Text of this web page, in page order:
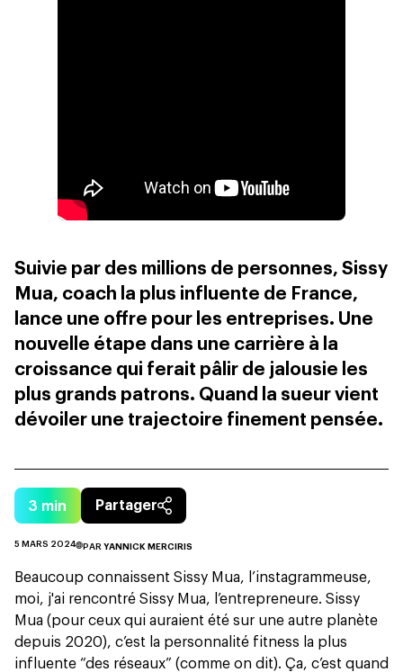
Suivie par des millions de personnes, Sissy
Mua, coach la plus influente de France,
lance une offre pour les entreprises. Une
nouvelle étape dans une carrière à la
croissance qui ferait pâlir de jalousie les
plus grands patrons. Quand la sueur vient
dévoiler une trajectoire finement pensée.
3 min Partager
5 MARS 2024 PAR YANNICK MERCIRIS
Beaucoup connaissent Sissy Mua, l’instagrammeuse,
moi, j'ai rencontré Sissy Mua, l’entrepreneure. Sissy
Mua (pour ceux qui auraient été sur une autre planète
depuis 2020), c’est la personnalité fitness la plus
influente “des réseaux” (comme on dit). Ça, c’est quand